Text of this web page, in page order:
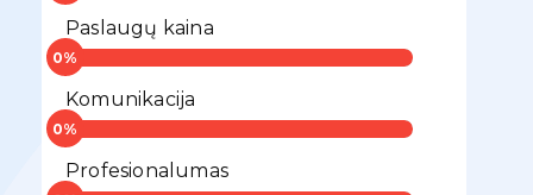
Paslaugų kaina
Komunikacija
Profesionalumas